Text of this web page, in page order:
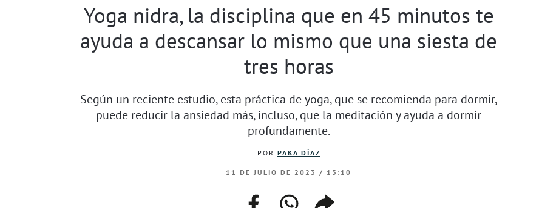
Yoga nidra, la disciplina que en 45 minutos te
ayuda a descansar lo mismo que una siesta de
tres horas
Según un reciente estudio, esta práctica de yoga, que se recomienda para dormir,
puede reducir la ansiedad más, incluso, que la meditación y ayuda a dormir
profundamente.
POR PAKA DÍAZ
11 DE JULIO DE 2023 / 13:10
facebookwhatsapp
copiar